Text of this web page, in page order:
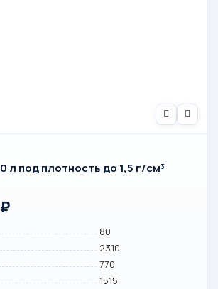
л под плотность до 1,5 г/см³
₽
80
2310
770
1515